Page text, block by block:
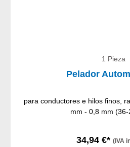
1 Pieza
Pelador
para conductores e hilos finos,
mm - 0,8 mm (36-
34,94 €* (IVA